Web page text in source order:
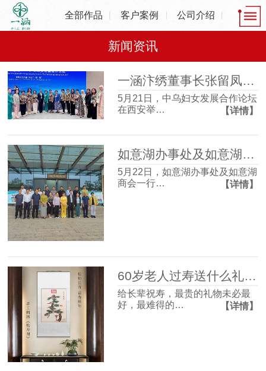
全部作品 客户案例 公司介绍
新闻资讯
一涵汴绣董事长张留凤出席中乌妇女发展合作论坛，共话非遗产业发展新机遇
5月21日，中乌妇女发展合作论坛
在西安举…
【详情】
如意湖办事处及如意湖商会一行走进一涵刺绣博物馆 沉浸式感受非遗魅力
5月22日，如意湖办事处及如意湖
商会一行…
【详情】
60岁老人过寿送什么礼物好？这4款体面走心，长辈收到超有面子
给长辈祝寿，最贵的礼物未必最
好，最难得的…
【详情】